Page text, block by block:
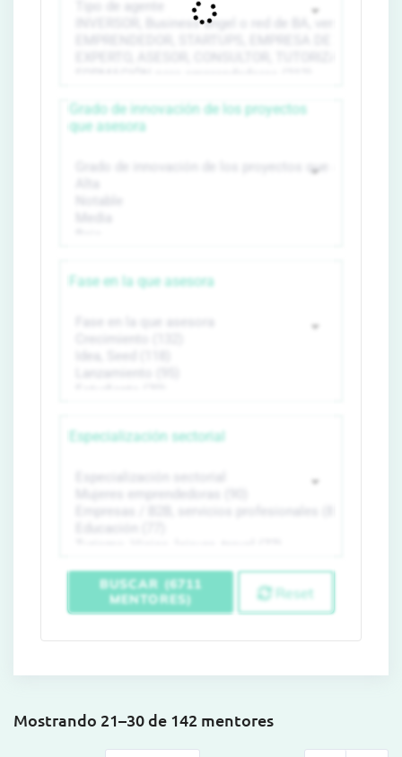
Grado de innovación de los proyectos
que asesora
Fase en la que asesora
Especialización sectorial
BUSCAR (6711
MENTORES)
Reset
Mostrando 21–30 de 142 mentores